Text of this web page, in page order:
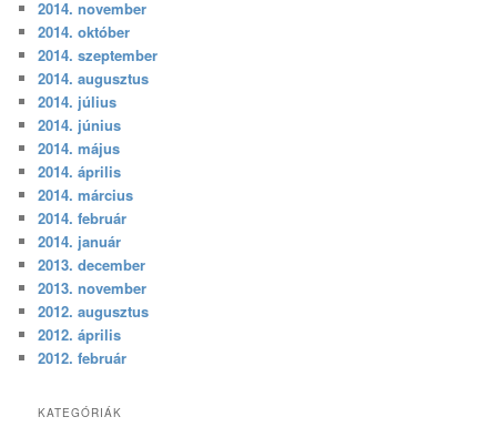
2014. november
2014. október
2014. szeptember
2014. augusztus
2014. július
2014. június
2014. május
2014. április
2014. március
2014. február
2014. január
2013. december
2013. november
2012. augusztus
2012. április
2012. február
KATEGÓRIÁK